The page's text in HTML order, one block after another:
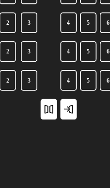
2 3 4 5 6
2 3 4 5 6
2 3 4 5 6